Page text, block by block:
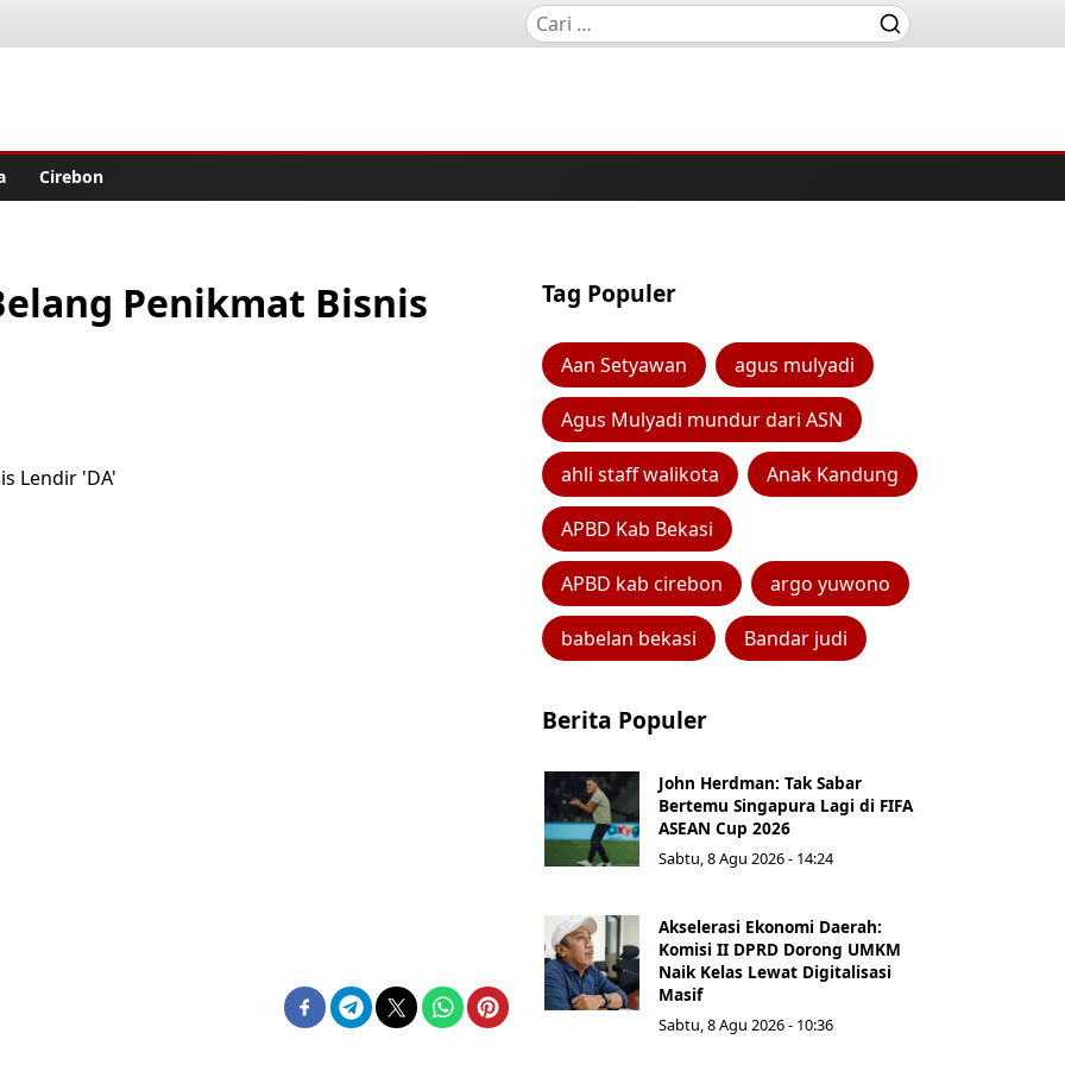
Cirebon
Penikmat Bisnis
Tag Populer
Aan Setyawan agus mulyadi
Agus Mulyadi mundur dari ASN
ahli staff walikota Anak Kandung
APBD Kab Bekasi
APBD kab cirebon argo yuwono
babelan bekasi Bandar judi
Berita Populer
John Herdman: Tak Sabar
Bertemu Singapura Lagi di FIFA
ASEAN Cup 2026
Sabtu, 8 Agu 2026 - 14:24
Akselerasi Ekonomi Daerah:
Komisi II DPRD Dorong UMKM
Naik Kelas Lewat Digitalisasi
Masif
Sabtu, 8 Agu 2026 - 10:36